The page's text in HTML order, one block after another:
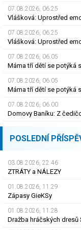
07.08.2026, 06.25
07.08.2026, 06.25
07.08.2026, 06.05
07.08.2026, 06.05
07.08.2026, 06.00
Domovy Baníku: Z
POSLEDNÍ
03.08.2026, 22.46
ZTRÁTY a NÁLEZY
01.08.2026, 11.29
Zápasy GieKSy
01.08.2026, 11.28
Dražba hráčských dresů